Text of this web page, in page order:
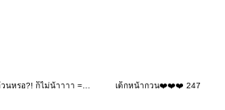
เด็กหน้ากวน❤️❤️❤️ 247